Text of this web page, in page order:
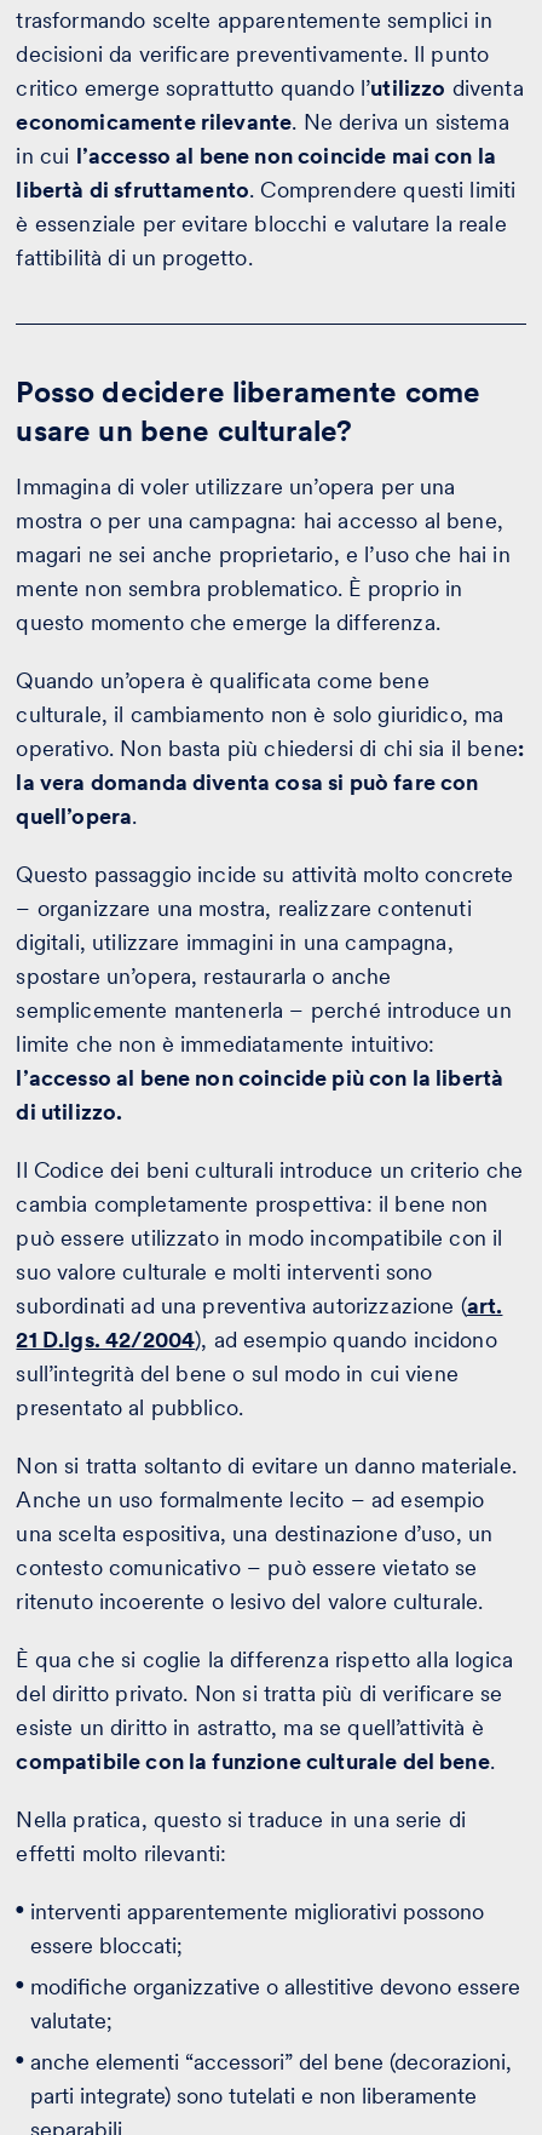
trasformando scelte apparentemente semplici in
decisioni da verificare preventivamente. Il punto
critico emerge soprattutto quando l’utilizzo diventa
economicamente rilevante. Ne deriva un sistema
in cui l’accesso al bene non coincide mai con la
libertà di sfruttamento. Comprendere questi limiti
è essenziale per evitare blocchi e valutare la reale
fattibilità di un progetto.
Posso decidere liberamente come
usare un bene culturale?
Immagina di voler utilizzare un’opera per una
mostra o per una campagna: hai accesso al bene,
magari ne sei anche proprietario, e l’uso che hai in
mente non sembra problematico. È proprio in
questo momento che emerge la differenza.
Quando un’opera è qualificata come bene
culturale, il cambiamento non è solo giuridico, ma
operativo. Non basta più chiedersi di chi sia il bene:
la vera domanda diventa cosa si può fare con
quell’opera.
Questo passaggio incide su attività molto concrete
– organizzare una mostra, realizzare contenuti
digitali, utilizzare immagini in una campagna,
spostare un’opera, restaurarla o anche
semplicemente mantenerla – perché introduce un
limite che non è immediatamente intuitivo:
l’accesso al bene non coincide più con la libertà
di utilizzo.
Il Codice dei beni culturali introduce un criterio che
cambia completamente prospettiva: il bene non
può essere utilizzato in modo incompatibile con il
suo valore culturale e molti interventi sono
subordinati ad una preventiva autorizzazione (art.
21 D.lgs. 42/2004), ad esempio quando incidono
sull’integrità del bene o sul modo in cui viene
presentato al pubblico.
Non si tratta soltanto di evitare un danno materiale.
Anche un uso formalmente lecito – ad esempio
una scelta espositiva, una destinazione d’uso, un
contesto comunicativo – può essere vietato se
ritenuto incoerente o lesivo del valore culturale.
È qua che si coglie la differenza rispetto alla logica
del diritto privato. Non si tratta più di verificare se
esiste un diritto in astratto, ma se quell’attività è
compatibile con la funzione culturale del bene.
Nella pratica, questo si traduce in una serie di
effetti molto rilevanti:
interventi apparentemente migliorativi possono
essere bloccati;
modifiche organizzative o allestitive devono essere
valutate;
anche elementi “accessori” del bene (decorazioni,
parti integrate) sono tutelati e non liberamente
separabili.